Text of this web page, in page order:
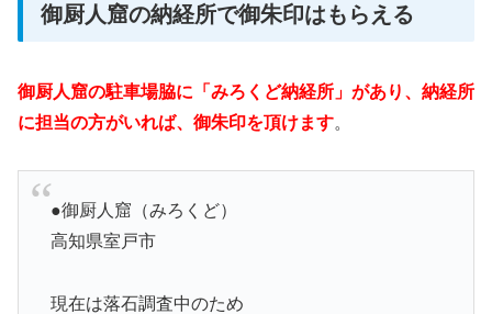
御厨人窟の納経所で御朱印はもらえる
御厨人窟の駐車場脇に「みろくど納経所」があり、納経所
に担当の方がいれば、御朱印を頂けます。
●御厨人窟（みろくど）
高知県室戸市
現在は落石調査中のため